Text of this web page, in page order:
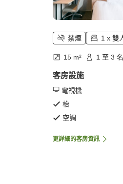
禁煙 1 x 雙
15 m² 1 至 3
客房設施
電視機
枱
空調
更詳細的客房資訊